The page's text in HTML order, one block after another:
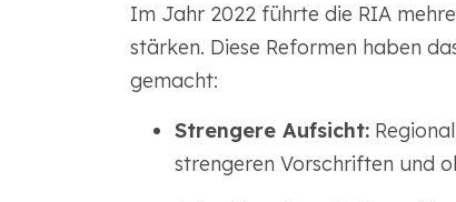
Im Jahr 2022 führte die RIA
stärken. Diese Reformen haben
gemacht:
Strengere Aufsicht:
strengeren Vorschriften und